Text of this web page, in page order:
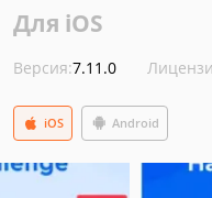
Для iOS
Версия:7.11.0
Android
iOS